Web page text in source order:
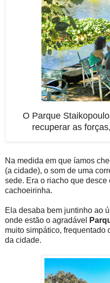
O Parque
recuperar as
Na medida em que íamos
(a cidade), o som de uma
sede. Era o riacho que desce
cachoeirinha.
Ela desaba bem juntinho ao
onde estão o agradável
muito simpático, frequentado
da cidade.